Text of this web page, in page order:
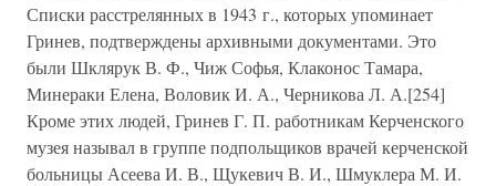
Списки расстрелянных в 1943 г., которых упоминает
Гринев, подтверждены архивными документами. Это
были Шклярук В. Ф., Чиж Софья, Клаконос Тамара,
Минераки Елена, Воловик И. А., Черникова Л. А.[254]
Кроме этих людей, Гринев Г. П. работникам Керченского
музея называл в группе подпольщиков врачей керченской
больницы Асеева И. В., Щукевич В. И., Шмуклера М. И.